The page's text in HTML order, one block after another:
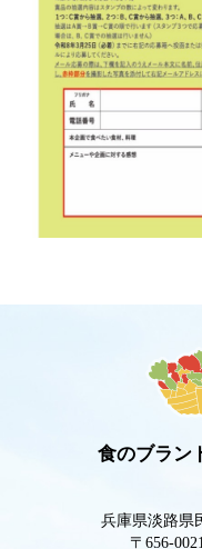
食のブラン
兵庫県淡路県
〒656-